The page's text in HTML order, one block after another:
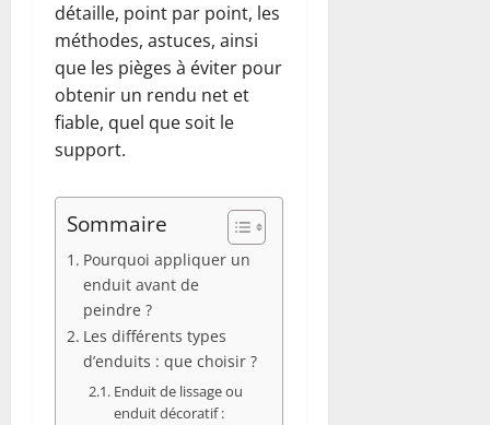
détaille, point par point, les
méthodes, astuces, ainsi
que les pièges à éviter pour
obtenir un rendu net et
fiable, quel que soit le
support.
Sommaire
Pourquoi appliquer un
enduit avant de
peindre ?
Les différents types
d’enduits : que choisir ?
Enduit de lissage ou
enduit décoratif :